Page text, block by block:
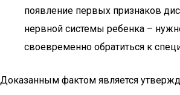
появление первых признаков
нервной системы ребенка –
своевременно обратиться к
Доказанным фактом является